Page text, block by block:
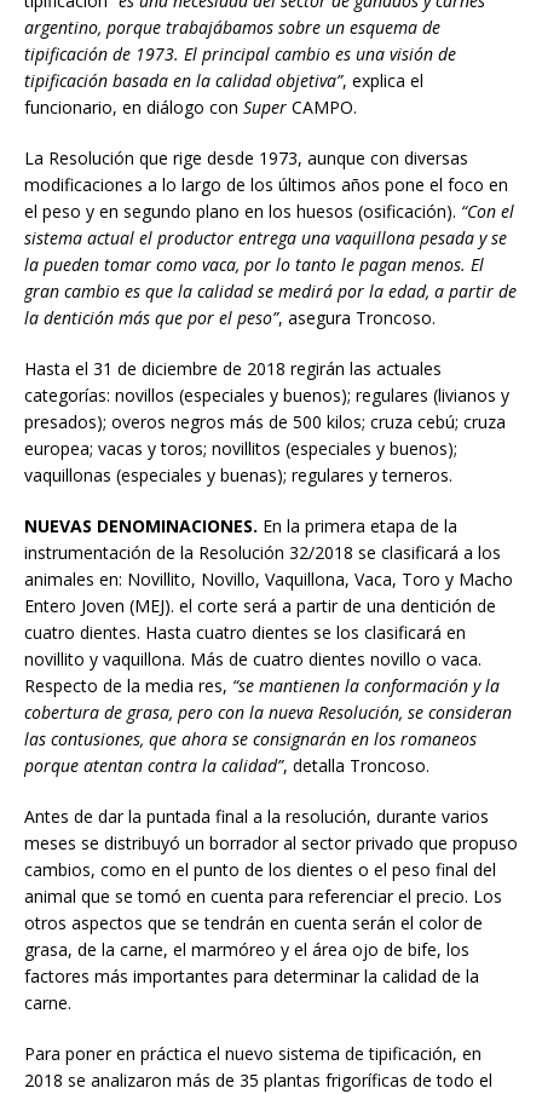
argentino, porque trabajábamos sobre un esquema de
tipificación de 1973. El principal cambio es una visión de
tipificación basada en la calidad objetiva”, explica el
funcionario, en diálogo con Super CAMPO.
La Resolución que rige desde 1973, aunque con diversas
modificaciones a lo largo de los últimos años pone el foco en
el peso y en segundo plano en los huesos (osificación). “Con el
sistema actual el productor entrega una vaquillona pesada y se
la pueden tomar como vaca, por lo tanto le pagan menos. El
gran cambio es que la calidad se medirá por la edad, a partir de
la dentición más que por el peso”, asegura Troncoso.
Hasta el 31 de diciembre de 2018 regirán las actuales
categorías: novillos (especiales y buenos); regulares (livianos y
presados); overos negros más de 500 kilos; cruza cebú; cruza
europea; vacas y toros; novillitos (especiales y buenos);
vaquillonas (especiales y buenas); regulares y terneros.
NUEVAS DENOMINACIONES. En la primera etapa de la
instrumentación de la Resolución 32/2018 se clasificará a los
animales en: Novillito, Novillo, Vaquillona, Vaca, Toro y Macho
Entero Joven (MEJ). el corte será a partir de una dentición de
cuatro dientes. Hasta cuatro dientes se los clasificará en
novillito y vaquillona. Más de cuatro dientes novillo o vaca.
Respecto de la media res, “se mantienen la conformación y la
cobertura de grasa, pero con la nueva Resolución, se consideran
las contusiones, que ahora se consignarán en los romaneos
porque atentan contra la calidad”, detalla Troncoso.
Antes de dar la puntada final a la resolución, durante varios
meses se distribuyó un borrador al sector privado que propuso
cambios, como en el punto de los dientes o el peso final del
animal que se tomó en cuenta para referenciar el precio. Los
otros aspectos que se tendrán en cuenta serán el color de
grasa, de la carne, el marmóreo y el área ojo de bife, los
factores más importantes para determinar la calidad de la
carne.
Para poner en práctica el nuevo sistema de tipificación, en
2018 se analizaron más de 35 plantas frigoríficas de todo el